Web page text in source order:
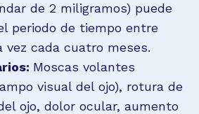
de 2 miligramos) puede
periodo de tiempo entre
vez cada cuatro meses.
Moscas volantes
visual del ojo), rotura de
ojo, dolor ocular, aumento